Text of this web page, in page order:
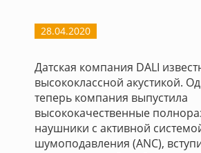
28.04.2020
Датская компания DALI
высококлассной акустикой.
теперь компания выпустила
высококачественные
наушники с активной
шумоподавления (ANC),